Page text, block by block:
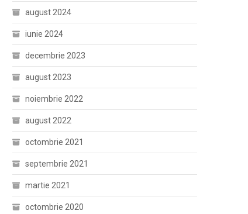
august 2024
iunie 2024
decembrie 2023
august 2023
noiembrie 2022
august 2022
octombrie 2021
septembrie 2021
martie 2021
octombrie 2020